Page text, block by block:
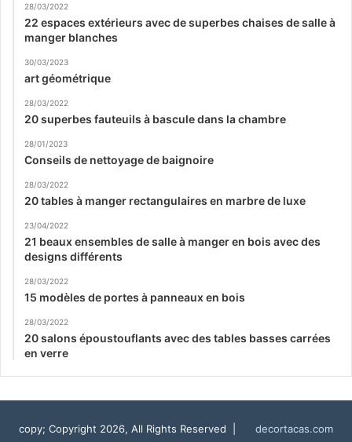
28/03/2022
22 espaces extérieurs avec de superbes chaises de salle à
manger blanches
30/03/2023
art géométrique
28/03/2022
20 superbes fauteuils à bascule dans la chambre
28/01/2023
Conseils de nettoyage de baignoire
28/03/2022
20 tables à manger rectangulaires en marbre de luxe
23/04/2022
21 beaux ensembles de salle à manger en bois avec des
designs différents
28/03/2022
15 modèles de portes à panneaux en bois
28/03/2022
20 salons époustouflants avec des tables basses carrées
en verre
copy; Copyright 2026, All Rights Reserved | decortacas.com